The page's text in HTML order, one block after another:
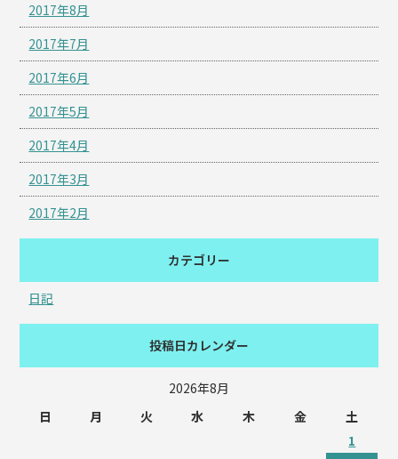
2017年8月
2017年7月
2017年6月
2017年5月
2017年4月
2017年3月
2017年2月
カテゴリー
日記
投稿日カレンダー
2026年8月
日
月 火 水 木 金
土
1